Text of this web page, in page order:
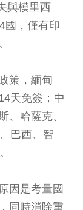
與模里西
國，僅有印
策，緬甸
天免簽；中
、哈薩克、
巴西、智
因是考量國
同時消除重